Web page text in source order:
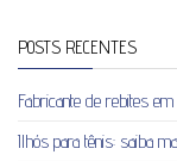
POSTS RECENTES
Fabricante de rebites
Ilhós para tênis: saiba